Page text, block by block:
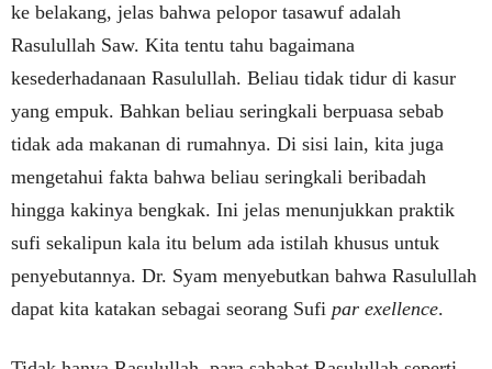
ke belakang, jelas bahwa pelopor tasawuf adalah
Rasulullah Saw. Kita tentu tahu bagaimana
kesederhadanaan Rasulullah. Beliau tidak tidur di kasur
yang empuk. Bahkan beliau seringkali berpuasa sebab
tidak ada makanan di rumahnya. Di sisi lain, kita juga
mengetahui fakta bahwa beliau seringkali beribadah
hingga kakinya bengkak. Ini jelas menunjukkan praktik
sufi sekalipun kala itu belum ada istilah khusus untuk
penyebutannya. Dr. Syam menyebutkan bahwa Rasulullah
dapat kita katakan sebagai seorang Sufi par exellence.